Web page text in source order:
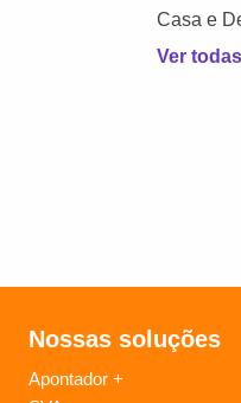
Casa e
Ver
Nossas soluções
Apontador +